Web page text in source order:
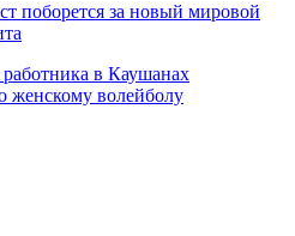
поборется за новый мировой
в Каушанах
женскому волейболу